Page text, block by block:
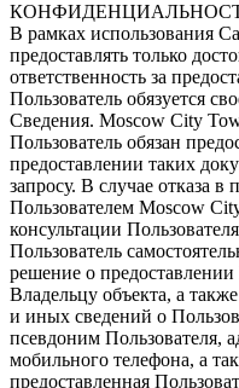
В рамках использования
предоставлять только
ответственность за
Пользователь обязуется
Сведения. Moscow City
Пользователь обязан
предоставлении таких
запросу. В случае отказа в
Пользователем Moscow
консультации
Пользователь
решение о
Владельцу объекта, а
и иных сведений о
псевдоним Пользователя,
мобильного телефона, а
предоставленная